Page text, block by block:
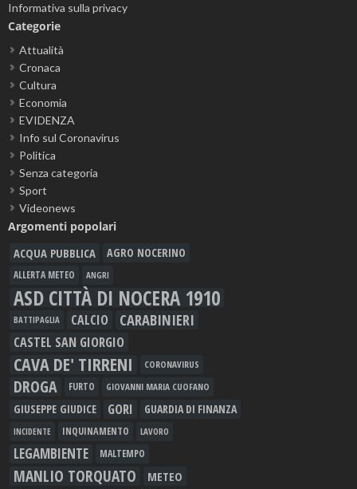
Informativa sulla privacy
Categorie
Attualità
Cronaca
Cultura
Economia
EVIDENZA
Info sul Coronavirus
Politica
Senza categoria
Sport
Videonews
Argomenti popolari
ACQUA PUBBLICA AGRO NOCERINO
ALLERTA METEO ANGRI
ASD CITTÀ DI NOCERA 1910
BATTIPAGLIA CALCIO CARABINIERI
CASTEL SAN GIORGIO
CAVA DE' TIRRENI CORONAVIRUS
DROGA FURTO GIOVANNI MARIA CUOFANO
GIUSEPPE GIUDICE GORI GUARDIA DI FINANZA
INCIDENTE INQUINAMENTO LAVORO
LEGAMBIENTE MALTEMPO
MANLIO TORQUATO METEO